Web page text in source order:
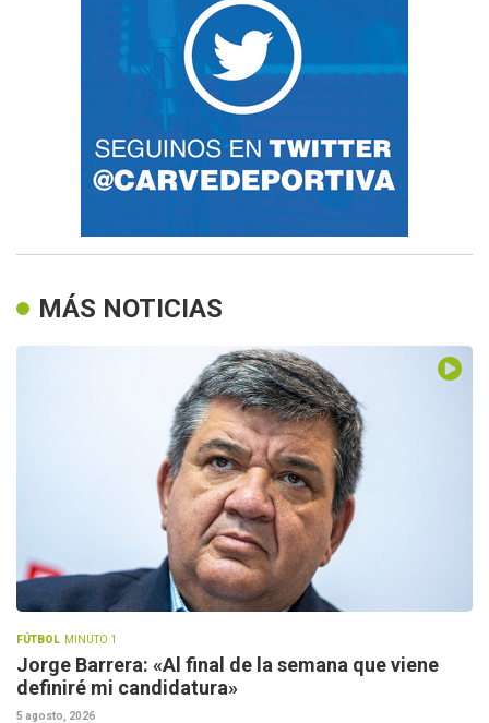
MÁS NOTICIAS
FÚTBOL MINUTO 1
Jorge Barrera: «Al final de la semana que viene
definiré mi candidatura»
5 agosto, 2026